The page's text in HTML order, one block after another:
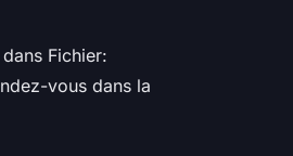
Fichier:
vous dans la